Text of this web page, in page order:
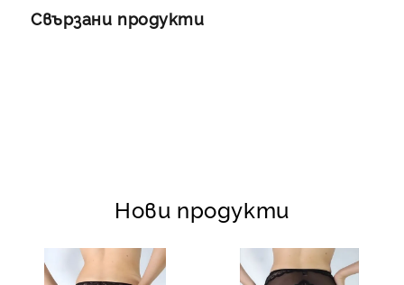
Свързани продукти
Нови продукти